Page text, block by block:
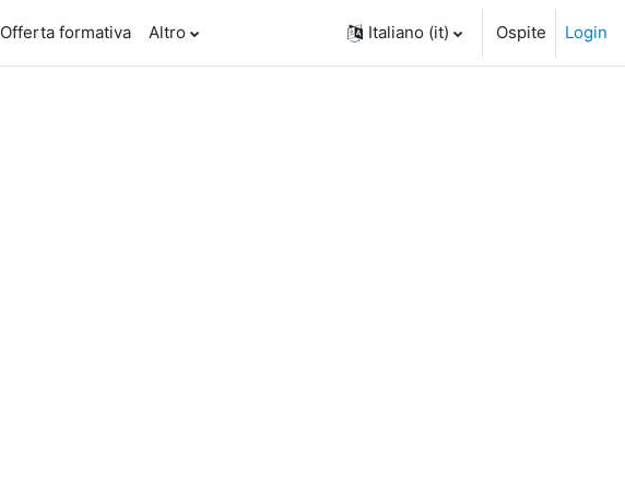
Offerta formativa Altro Italiano ‎(it)‎ Ospite Login